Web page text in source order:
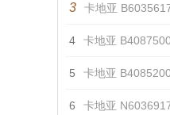
3 卡地亚
4 卡地亚
5 卡地亚
6 卡地亚